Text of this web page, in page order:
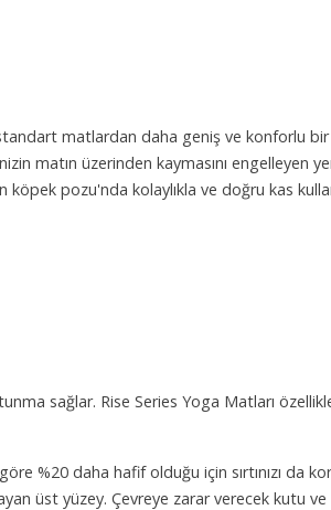
matlardan daha geniş ve konforlu
matın üzerinden kaymasını engelleyen
pozu'nda kolaylıkla ve doğru kas
sağlar. Rise Series Yoga Matları
%20 daha hafif olduğu için sırtınızı da
üst yüzey. Çevreye zarar verecek kutu